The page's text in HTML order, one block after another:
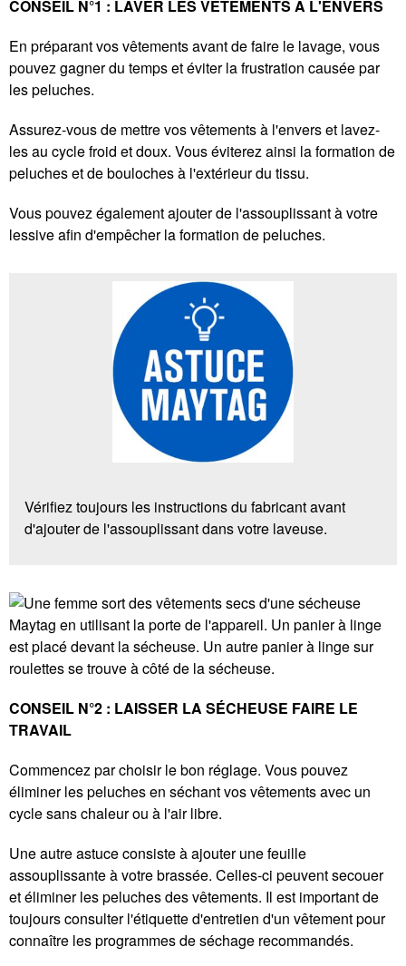
CONSEIL N°1 : LAVER LES VÊTEMENTS À L'ENVERS
En préparant vos vêtements avant de faire le lavage, vous
pouvez gagner du temps et éviter la frustration causée par
les peluches.
Assurez-vous de mettre vos vêtements à l'envers et lavez-
les au cycle froid et doux. Vous éviterez ainsi la formation de
peluches et de bouloches à l'extérieur du tissu.
Vous pouvez également ajouter de l'assouplissant à votre
lessive afin d'empêcher la formation de peluches.
Vérifiez toujours les instructions du fabricant avant
d'ajouter de l'assouplissant dans votre laveuse.
CONSEIL N°2 : LAISSER LA SÉCHEUSE FAIRE LE
TRAVAIL
Commencez par choisir le bon réglage. Vous pouvez
éliminer les peluches en séchant vos vêtements avec un
cycle sans chaleur ou à l'air libre.
Une autre astuce consiste à ajouter une feuille
assouplissante à votre brassée. Celles-ci peuvent secouer
et éliminer les peluches des vêtements. Il est important de
toujours consulter l'étiquette d'entretien d'un vêtement pour
connaître les programmes de séchage recommandés.